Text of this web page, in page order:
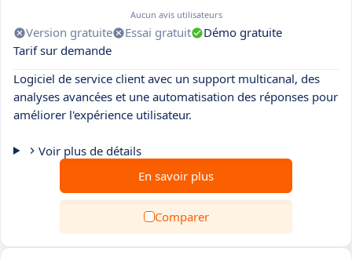
Aucun avis utilisateurs
Version gratuite Essai gratuit
Démo gratuite
Tarif sur demande
Logiciel de service client avec un support multicanal, des
analyses avancées et une automatisation des réponses pour
améliorer l'expérience utilisateur.
Voir plus de détails
En savoir plus
Comparer